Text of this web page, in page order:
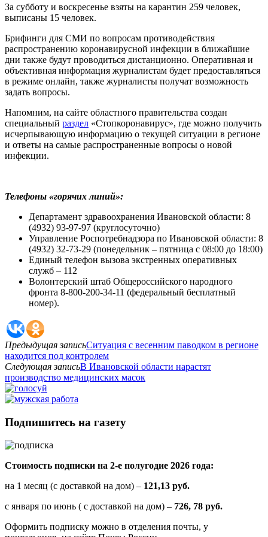
За субботу и воскресенье взяты на карантин 259 человек,
выписаны 15 человек.
Брифинги для СМИ по вопросам противодействия
распространению коронавирусной инфекции в ближайшие
дни также будут проводиться дистанционно. Оперативная и
объективная информация журналистам будет предоставляться
в режиме онлайн, также журналисты получат возможность
задать вопросы.
Напомним, на сайте областного правительства создан
специальный раздел «Стопкоронавирус», где можно получить
исчерпывающую информацию о текущей ситуации в регионе
и ответы на самые распространенные вопросы о новой
инфекции.
Телефоны «горячих линий»:
Департамент здравоохранения Ивановской области: 8
(4932) 93-97-97 (круглосуточно)
Управление Роспотребнадзора по Ивановской области: 8
(4932) 32-73-29 (понедельник – пятница с 08:00 до 18:00)
Единый телефон вызова экстренных оперативных
служб – 112
Волонтерский штаб Общероссийского народного
фронта 8-800-200-34-11 (федеральный бесплатный
номер).
Предыдущая записьСитуация с весенним паводком в регионе
находится под контролем
Следующая записьВ Ивановской области нарастят
производство медицинских масок
Подпишитесь на газету
Стоимость подписки на 2-е полугодие 2026 года:
на 1 месяц (с доставкой на дом) – 121,13 руб.
с января по июнь ( с доставкой на дом) – 726, 78 руб.
Оформить подписку можно в отделения почты, у